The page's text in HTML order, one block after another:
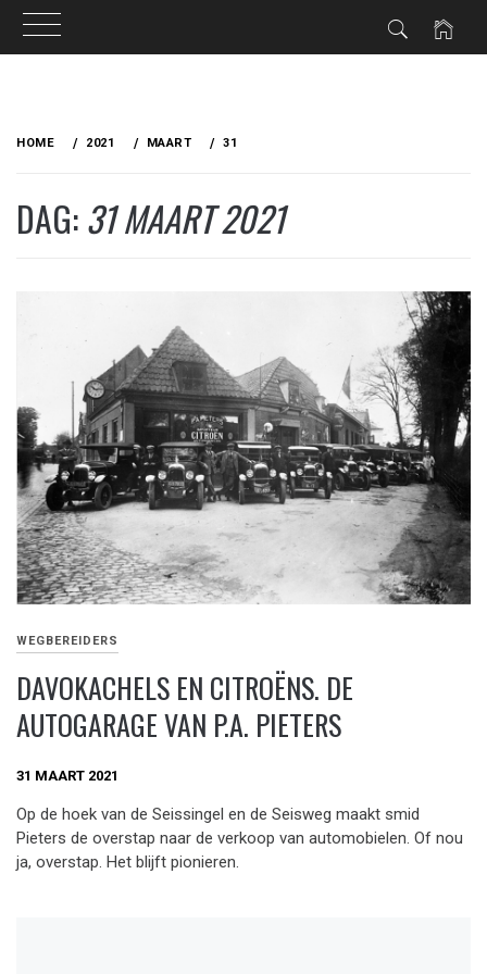
HOME 2021 MAART 31
DAG:31 MAART 2021
WEGBEREIDERS
DAVOKACHELS EN CITROËNS. DE
AUTOGARAGE VAN P.A. PIETERS
31 MAART 2021
Op de hoek van de Seissingel en de Seisweg maakt smid
Pieters de overstap naar de verkoop van automobielen. Of nou
ja, overstap. Het blijft pionieren.